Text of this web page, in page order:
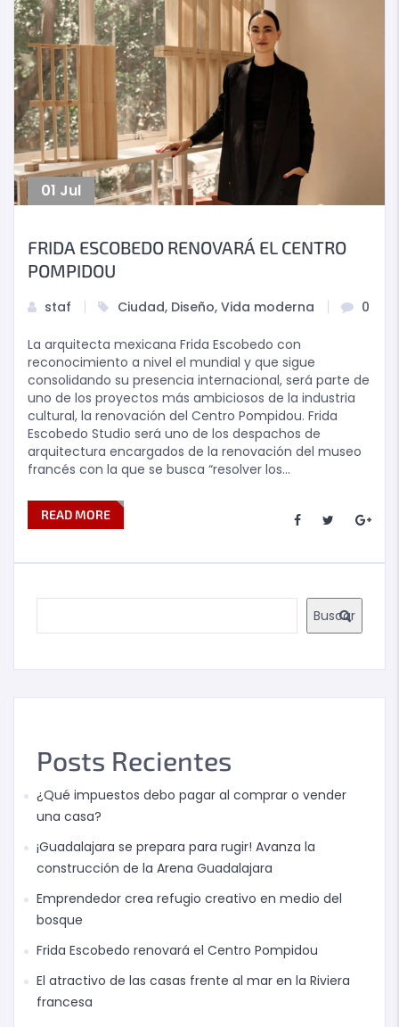
FRIDA ESCOBEDO RENOVARÁ EL CENTRO
POMPIDOU
01 Jul
staf Ciudad, Diseño, Vida moderna 0
La arquitecta mexicana Frida Escobedo con
reconocimiento a nivel el mundial y que sigue
consolidando su presencia internacional, será parte de
uno de los proyectos más ambiciosos de la industria
cultural, la renovación del Centro Pompidou. Frida
Escobedo Studio será uno de los despachos de
arquitectura encargados de la renovación del museo
francés con la que se busca “resolver los…
READ MORE
Buscar
Posts Recientes
¿Qué impuestos debo pagar al comprar o vender
una casa?
¡Guadalajara se prepara para rugir! Avanza la
construcción de la Arena Guadalajara
Emprendedor crea refugio creativo en medio del
bosque
Frida Escobedo renovará el Centro Pompidou
El atractivo de las casas frente al mar en la Riviera
francesa